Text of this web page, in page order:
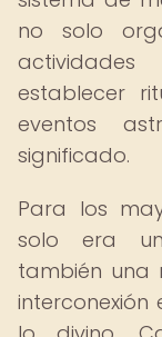
no solo
establecer
eventos
significado.
Para los
solo era
también una